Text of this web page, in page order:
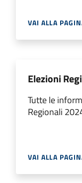
VAI ALLA
Elezioni
Tutte le
Regionali
VAI ALLA